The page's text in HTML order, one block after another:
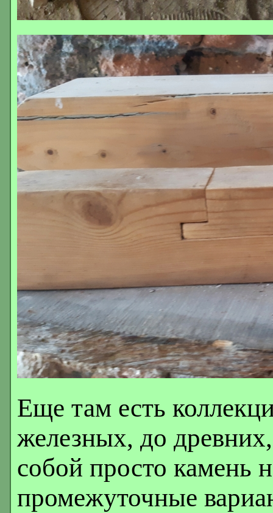
Еще там есть
железных, до
собой просто камень
промежуточные